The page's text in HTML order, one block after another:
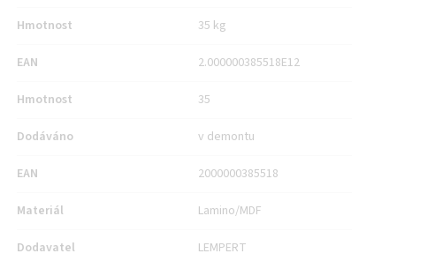
Hmotnost 35 kg
EAN 2.000000385518E12
Hmotnost 35
Dodáváno v demontu
EAN 2000000385518
Materiál Lamino/MDF
Dodavatel LEMPERT